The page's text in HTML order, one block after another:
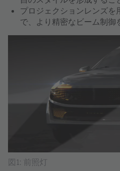
プロジェクションレンズ
で、より精密なビーム制御
図1: 前照灯